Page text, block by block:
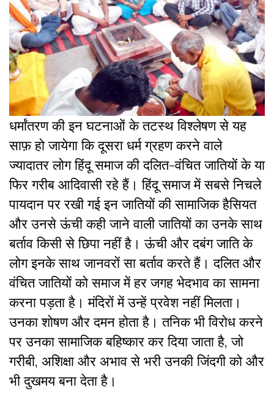
धर्मांतरण की इन घटनाओं के तटस्थ विश्लेषण से यह
साफ़ हो जायेगा कि दूसरा धर्म ग्रहण करने वाले
ज्यादातर लोग हिंदू समाज की दलित-वंचित जातियों के या
फिर गरीब आदिवासी रहे हैं। हिंदू समाज में सबसे निचले
पायदान पर रखी गई इन जातियों की सामाजिक हैसियत
और उनसे ऊंची कही जाने वाली जातियों का उनके साथ
बर्ताव किसी से छिपा नहीं है। ऊंची और दबंग जाति के
लोग इनके साथ जानवरों सा बर्ताव करते हैं। दलित और
वंचित जातियों को समाज में हर जगह भेदभाव का सामना
करना पड़ता है। मंदिरों में उन्हें प्रवेश नहीं मिलता।
उनका शोषण और दमन होता है। तनिक भी विरोध करने
पर उनका सामाजिक बहिष्कार कर दिया जाता है, जो
गरीबी, अशिक्षा और अभाव से भरी उनकी जिंदगी को और
भी दुखमय बना देता है।